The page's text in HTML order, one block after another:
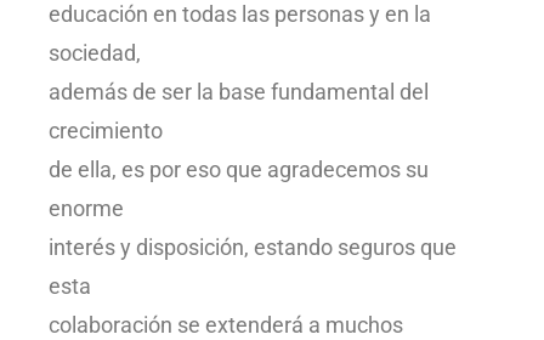
educación en todas las personas y en la
sociedad,
además de ser la base fundamental del
crecimiento
de ella, es por eso que agradecemos su
enorme
interés y disposición, estando seguros que
esta
colaboración se extenderá a muchos